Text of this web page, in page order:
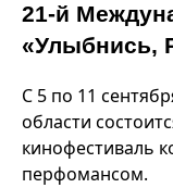
21-й
«Улыбнись,
С 5 по 11
области
кинофестиваль
перфомансом.